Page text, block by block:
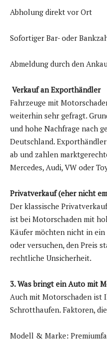
Abholung direkt vor Ort
Sofortiger Bar- oder
Abmeldung durch den
Verkauf an Exporthändler
Fahrzeuge mit
weiterhin sehr gefragt.
und hohe Nachfrage nach
Deutschland.
ab und zahlen
Mercedes, Audi, VW oder
Privatverkauf (eher nicht
Der klassische
ist bei Motorschaden mit
Käufer möchten nicht in
oder versuchen, den Preis
rechtliche Unsicherheit.
3. Was bringt ein Auto mit
Auch mit Motorschaden ist
Schrotthaufen. Faktoren,
Modell & Marke: